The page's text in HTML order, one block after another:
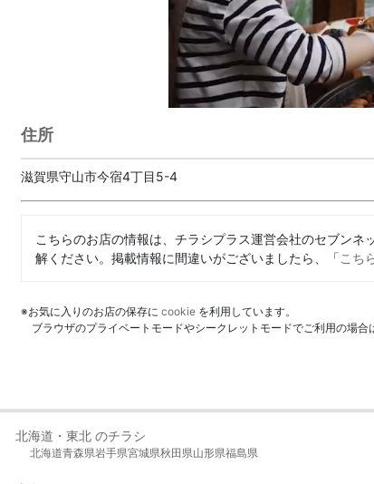
住所
滋賀県守山市今宿4丁目5-4
こちらのお店の情報は、チラシプラス運営会社のセブン
解ください。掲載情報に間違いがございましたら、「こち
※お気に入りのお店の保存に cookie を利用しています。
ブラウザのプライベートモードやシークレットモードでご利用の場
北海道・東北 のチラシ
北海道青森県岩手県宮城県秋田県山形県福島県